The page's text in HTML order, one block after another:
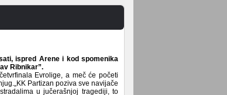
ispred Arene i kod spomenika
Ribnikar”.
Evrolige, a meč će početi
Partizan poziva sve navijače
u jučerašnjoj tragediji, to